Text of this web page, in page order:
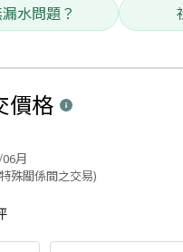
水問題？
價格
月
殊關係間之交易)